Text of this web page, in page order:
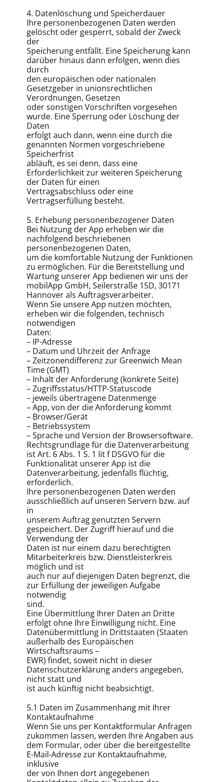
4. Datenlöschung und Speicherdauer
Ihre personenbezogenen Daten werden
gelöscht oder gesperrt, sobald der Zweck
der
Speicherung entfällt. Eine Speicherung kann
darüber hinaus dann erfolgen, wenn dies
durch
den europäischen oder nationalen
Gesetzgeber in unionsrechtlichen
Verordnungen, Gesetzen
oder sonstigen Vorschriften vorgesehen
wurde. Eine Sperrung oder Löschung der
Daten
erfolgt auch dann, wenn eine durch die
genannten Normen vorgeschriebene
Speicherfrist
abläuft, es sei denn, dass eine
Erforderlichkeit zur weiteren Speicherung
der Daten für einen
Vertragsabschluss oder eine
Vertragserfüllung besteht.
5. Erhebung personenbezogener Daten
Bei Nutzung der App erheben wir die
nachfolgend beschriebenen
personenbezogenen Daten,
um die komfortable Nutzung der Funktionen
zu ermöglichen. Für die Bereitstellung und
Wartung unserer App bedienen wir uns der
mobilApp GmbH, Seilerstraße 15D, 30171
Hannover als Auftragsverarbeiter.
Wenn Sie unsere App nutzen möchten,
erheben wir die folgenden, technisch
notwendigen
Daten:
– IP-Adresse
– Datum und Uhrzeit der Anfrage
– Zeitzonendifferenz zur Greenwich Mean
Time (GMT)
– Inhalt der Anforderung (konkrete Seite)
– Zugriffsstatus/HTTP-Statuscode
– jeweils übertragene Datenmenge
– App, von der die Anforderung kommt
– Browser/Gerät
– Betriebssystem
– Sprache und Version der Browsersoftware.
Rechtsgrundlage für die Datenverarbeitung
ist Art. 6 Abs. 1 S. 1 lit f DSGVO für die
Funktionalität unserer App ist die
Datenverarbeitung, jedenfalls flüchtig,
erforderlich.
Ihre personenbezogenen Daten werden
ausschließlich auf unseren Servern bzw. auf
in
unserem Auftrag genutzten Servern
gespeichert. Der Zugriff hierauf und die
Verwendung der
Daten ist nur einem dazu berechtigten
Mitarbeiterkreis bzw. Dienstleisterkreis
möglich und ist
auch nur auf diejenigen Daten begrenzt, die
zur Erfüllung der jeweiligen Aufgabe
notwendig
sind.
Eine Übermittlung Ihrer Daten an Dritte
erfolgt ohne Ihre Einwilligung nicht. Eine
Datenübermittlung in Drittstaaten (Staaten
außerhalb des Europäischen
Wirtschaftsraums –
EWR) findet, soweit nicht in dieser
Datenschutzerklärung anders angegeben,
nicht statt und
ist auch künftig nicht beabsichtigt.
5.1 Daten im Zusammenhang mit Ihrer
Kontaktaufnahme
Wenn Sie uns per Kontaktformular Anfragen
zukommen lassen, werden Ihre Angaben aus
dem Formular, oder über die bereitgestellte
E-Mail-Adresse zur Kontaktaufnahme,
inklusive
der von Ihnen dort angegebenen